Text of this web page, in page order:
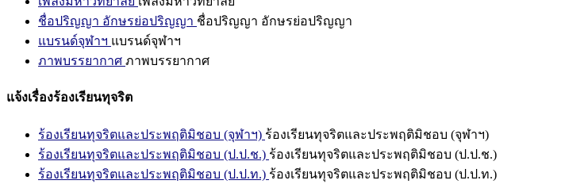
ชื่อปริญญา อักษรย่อปริญญา ชื่อปริญญา อักษรย่อปริญญา
แบรนด์จุฬาฯ แบรนด์จุฬาฯ
ภาพบรรยากาศ ภาพบรรยากาศ
แจ้งเรื่องร้องเรียนทุจริต
ร้องเรียนทุจริตและประพฤติมิชอบ (จุฬาฯ) ร้องเรียนทุจริตและประพฤติมิชอบ (จุฬาฯ)
ร้องเรียนทุจริตและประพฤติมิชอบ (ป.ป.ช.) ร้องเรียนทุจริตและประพฤติมิชอบ (ป.ป.ช.)
ร้องเรียนทุจริตและประพฤติมิชอบ (ป.ป.ท.) ร้องเรียนทุจริตและประพฤติมิชอบ (ป.ป.ท.)